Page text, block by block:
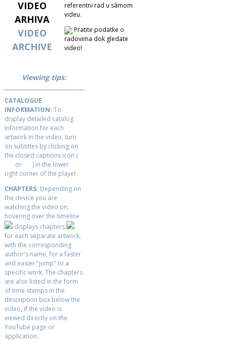
VIDEO
ARHIVA
VIDEO
ARCHIVE
referentni rad u sâmom
videu.
Pratite podatke o
radovima dok gledate
video!
Viewing tips:
CATALOGUE
INFORMATION: To
display detailed catalog
information for each
artwork in the video, turn
on subtitles by clicking on
the closed captions icon (
or
) in the lower
right corner of the player.
CHAPTERS: Depending on
the device you are
watching the video on,
hovering over the timeline
displays chapters
for each separate artwork,
with the corresponding
author's name, for a faster
and easier "jump" to a
specific work. The chapters
are also listed in the form
of time stamps in the
description box below the
video, if the video is
viewed directly on the
YouTube page or
application.